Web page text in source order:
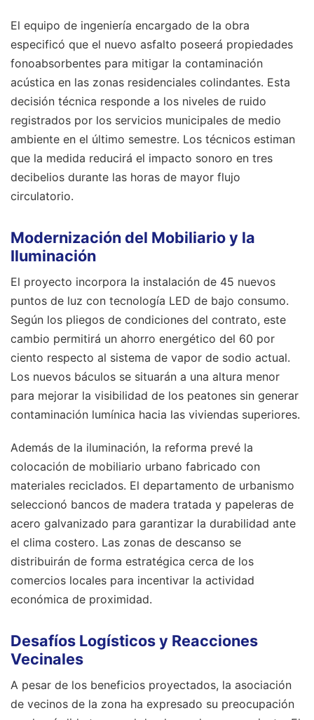
El equipo de ingeniería encargado de la obra
especificó que el nuevo asfalto poseerá propiedades
fonoabsorbentes para mitigar la contaminación
acústica en las zonas residenciales colindantes. Esta
decisión técnica responde a los niveles de ruido
registrados por los servicios municipales de medio
ambiente en el último semestre. Los técnicos estiman
que la medida reducirá el impacto sonoro en tres
decibelios durante las horas de mayor flujo
circulatorio.
Modernización del Mobiliario y la
Iluminación
El proyecto incorpora la instalación de 45 nuevos
puntos de luz con tecnología LED de bajo consumo.
Según los pliegos de condiciones del contrato, este
cambio permitirá un ahorro energético del 60 por
ciento respecto al sistema de vapor de sodio actual.
Los nuevos báculos se situarán a una altura menor
para mejorar la visibilidad de los peatones sin generar
contaminación lumínica hacia las viviendas superiores.
Además de la iluminación, la reforma prevé la
colocación de mobiliario urbano fabricado con
materiales reciclados. El departamento de urbanismo
seleccionó bancos de madera tratada y papeleras de
acero galvanizado para garantizar la durabilidad ante
el clima costero. Las zonas de descanso se
distribuirán de forma estratégica cerca de los
comercios locales para incentivar la actividad
económica de proximidad.
Desafíos Logísticos y Reacciones
Vecinales
A pesar de los beneficios proyectados, la asociación
de vecinos de la zona ha expresado su preocupación